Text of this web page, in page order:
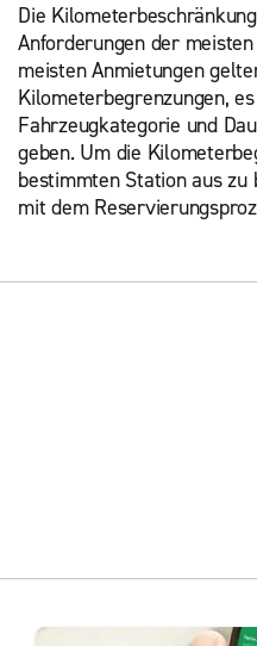
Die
Anforderungen der
meisten Anmietungen
Kilometerbegrenzungen,
Fahrzeugkategorie und
geben. Um die
bestimmten Station aus zu
mit dem